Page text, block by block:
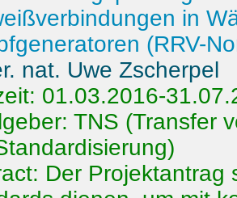
in
(RRV-
nat. Uwe Zscherpel
01.03.2016-
TNS (Transfer
Der Projektantrag